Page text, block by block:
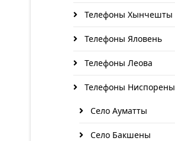
Телефоны Хынчешты
Телефоны Яловень
Телефоны Леова
Телефоны Ниспорены
Село Ауматты
Село Бакшены